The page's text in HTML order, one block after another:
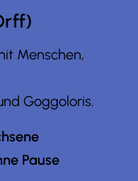
Menschen,
Goggoloris.
Pause